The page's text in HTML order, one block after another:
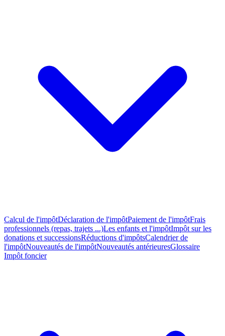
Calcul de l'impôtDéclaration de l'impôtPaiement de l'impôtFrais
professionnels (repas, trajets ...)Les enfants et l'impôtImpôt sur les
donations et successionsRéductions d'impôtsCalendrier de
l'impôtNouveautés de l'impôtNouveautés antérieuresGlossaire
Impôt foncier